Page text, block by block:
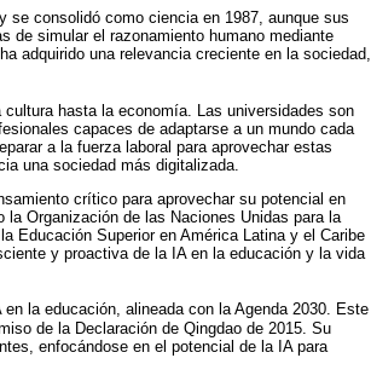
se consolidó como ciencia en 1987, aunque sus
de simular el razonamiento humano mediante
adquirido una relevancia creciente en la sociedad,
hasta la economía. Las universidades son
capaces de adaptarse a un mundo cada
a la fuerza laboral para aprovechar estas
una sociedad más digitalizada.
crítico para aprovechar su potencial en
Organización de las Naciones Unidas para la
Educación Superior en América Latina y el Caribe
y proactiva de la IA en la educación y la vida
la educación, alineada con la Agenda 2030. Este
de la Declaración de Qingdao de 2015. Su
enfocándose en el potencial de la IA para